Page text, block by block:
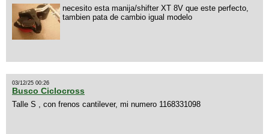
necesito esta manija/shifter XT 8V que este perfecto,
tambien pata de cambio igual modelo
03/12/25 00:26
Busco Ciclocross
Talle S , con frenos cantilever, mi numero 1168331098